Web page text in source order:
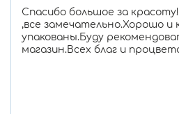
Спасибо большое за
,все замечательно.Хорошо и
упакованы.Буду
магазин.Всех благ и